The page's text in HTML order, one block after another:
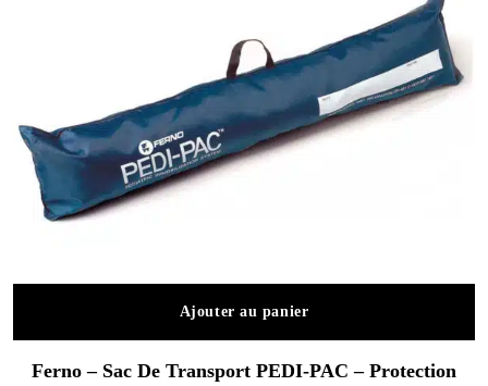
Ajouter au panier
Ferno – Sac De Transport PEDI-PAC – Protection